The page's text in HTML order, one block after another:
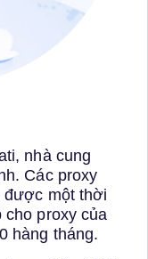
nhà cung
Các proxy
được một thời
proxy của
hàng tháng.